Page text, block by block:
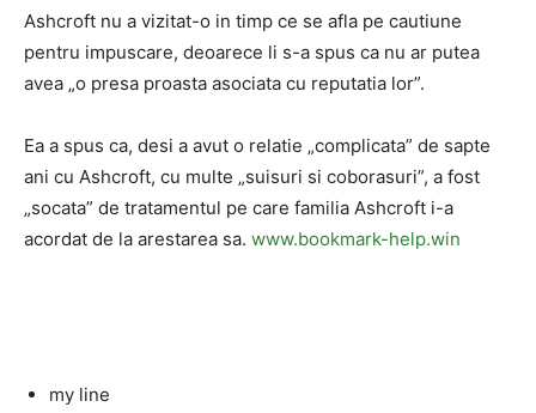
Ashcroft nu a vizitat-o ​​in timp ce se afla pe cautiune
pentru impuscare, deoarece li s-a spus ca nu ar putea
avea „o presa proasta asociata cu reputatia lor”.
Ea a spus ca, desi a avut o relatie „complicata” de sapte
ani cu Ashcroft, cu multe „suisuri si coborasuri”, a fost
„socata” de tratamentul pe care familia Ashcroft i-a
acordat de la arestarea sa. www.bookmark-help.win
my line